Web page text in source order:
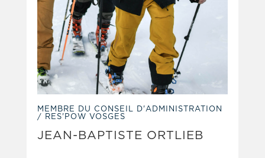
MEMBRE DU CONSEIL D'ADMINISTRATION
/ RES'POW VOSGES
JEAN-BAPTISTE ORTLIEB